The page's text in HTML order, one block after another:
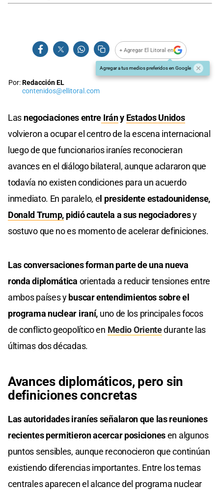
+ Agregar El Litoral en
Agregar a tus medios preferidos en Google
Por:Redacción EL
contenidos@ellitoral.com
Las negociaciones entre Irány Estados Unidos
volvieron a ocupar el centro de la escena internacional
luego de que funcionarios iraníes reconocieran
avances en el diálogo bilateral, aunque aclararon que
todavía no existen condiciones para un acuerdo
inmediato. En paralelo, e l presidente estadounidense,
Donald Trump, pidió cautela a sus negociadoresy
sostuvo que no es momento de acelerar definiciones.
Las conversaciones forman parte de una nueva
ronda diplomática orientada a reducir tensiones entre
ambos países y buscar entendimientos sobre el
programa nuclear iraní, uno de los principales focos
de conflicto geopolítico en Medio Orientedurante las
últimas dos décadas.
Avances diplomáticos, pero sin
definiciones concretas
Las autoridades iraníes señalaron que las reuniones
recientes permitieron acercar posicionesen algunos
puntos sensibles, aunque reconocieron que continúan
existiendo diferencias importantes. Entre los temas
centrales aparecen el alcance del programa nuclear